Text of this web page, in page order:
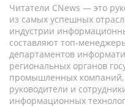
Читатели CNews — это
из самых успешных
индустрии
составляют топ-
департаментов
региональных органов
промышленных компаний,
руководители и
информационных